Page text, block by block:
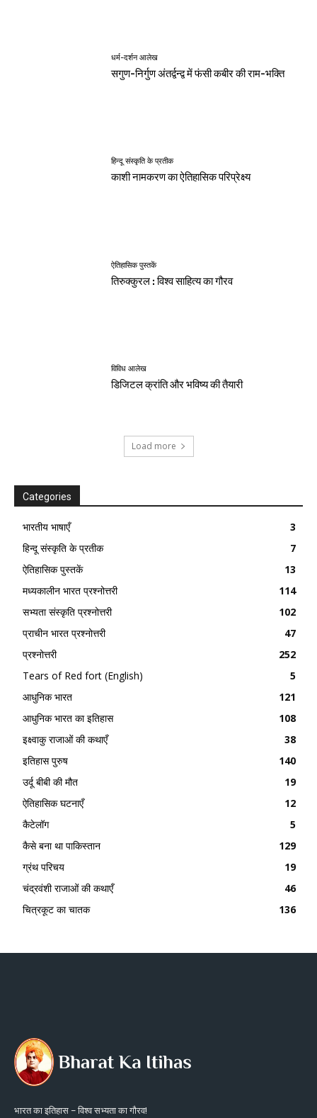
धर्म-दर्शन आलेख
सगुण-निर्गुण अंतर्द्वन्द्व में फंसी कबीर की राम-भक्ति
हिन्दू संस्कृति के प्रतीक
काशी नामकरण का ऐतिहासिक परिप्रेक्ष्य
ऐतिहासिक पुस्तकें
तिरुक्कुरल : विश्व साहित्य का गौरव
विविध आलेख
डिजिटल क्रांति और भविष्य की तैयारी
Load more
Categories
भारतीय भाषाएँ
3
हिन्दू संस्कृति के प्रतीक
7
ऐतिहासिक पुस्तकें
13
मध्यकालीन भारत प्रश्नोत्तरी
114
सभ्यता संस्कृति प्रश्नोत्तरी
102
प्राचीन भारत प्रश्नोत्तरी
47
प्रश्नोत्तरी
252
Tears of Red fort (English)
5
आधुनिक भारत
121
आधुनिक भारत का इतिहास
108
इक्ष्वाकु राजाओं की कथाएँ
38
इतिहास पुरुष
140
उर्दू बीबी की मौत
19
ऐतिहासिक घटनाएँ
12
कैटेलॉग
5
कैसे बना था पाकिस्तान
129
ग्रंथ परिचय
19
चंद्रवंशी राजाओं की कथाएँ
46
चित्रकूट का चातक
136
भारत का इतिहास – विश्व सभ्यता का गौरव!